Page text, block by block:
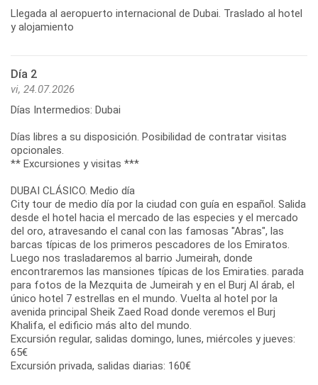
Llegada al aeropuerto internacional de Dubai. Traslado al hotel
y alojamiento
Día 2
vi, 24.07.2026
Días Intermedios: Dubai
Días libres a su disposición. Posibilidad de contratar visitas
opcionales.
** Excursiones y visitas ***
DUBAI CLÁSICO. Medio día
City tour de medio día por la ciudad con guía en español. Salida
desde el hotel hacia el mercado de las especies y el mercado
del oro, atravesando el canal con las famosas "Abras", las
barcas típicas de los primeros pescadores de los Emiratos.
Luego nos trasladaremos al barrio Jumeirah, donde
encontraremos las mansiones típicas de los Emiraties. parada
para fotos de la Mezquita de Jumeirah y en el Burj Al árab, el
único hotel 7 estrellas en el mundo. Vuelta al hotel por la
avenida principal Sheik Zaed Road donde veremos el Burj
Khalifa, el edificio más alto del mundo.
Excursión regular, salidas domingo, lunes, miércoles y jueves:
65€
Excursión privada, salidas diarias: 160€